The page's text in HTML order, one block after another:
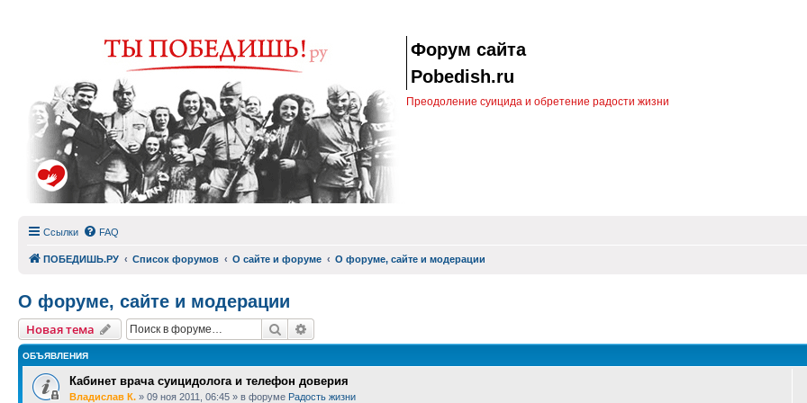
Форум сайта
Pobedish.ru
Преодоление суицида и обретение радости жизни
Ссылки FAQ
ПОБЕДИШЬ.РУ Список форумов О сайте и форуме О форуме, сайте и модерации
О форуме, сайте и модерации
Новая тема Поиск
ОБЪЯВЛЕНИЯ
Кабинет врача суицидолога и телефон доверия
Владислав К. » 09 ноя 2011, 06:45 » в форуме Радость жизни